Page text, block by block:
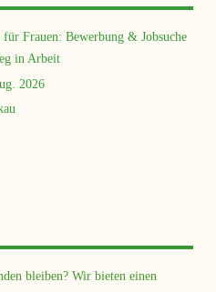
für Frauen: Bewerbung & Jobsuche
in Arbeit
2026
bleiben? Wir bieten einen